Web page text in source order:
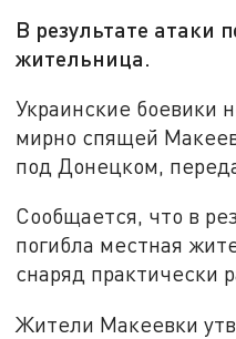
В результате атаки
жительница.
Украинские боевики
мирно спящей
под Донецком,
Сообщается, что в
погибла местная
снаряд практически
Жители Макеевки